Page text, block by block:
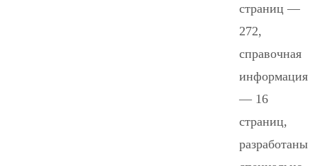
страниц —
272,
справочная
информация
— 16
страниц,
разработаны